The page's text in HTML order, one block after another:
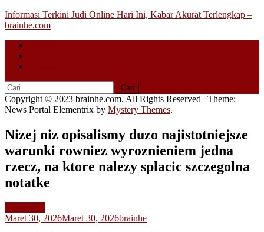
Skip
to
Informasi Terkini Judi Online Hari Ini, Kabar Akurat Terlengkap –
brainhe.com
Cari
untuk:
Copyright © 2023 brainhe.com. All Rights Reserved | Theme:
News Portal Elementrix by Mystery Themes.
Nizej niz opisalismy duzo najistotniejsze
warunki rowniez wyroznieniem jedna
rzecz, na ktore nalezy splacic szczegolna
notatke
Maret 30, 2026Maret 30, 2026brainhe